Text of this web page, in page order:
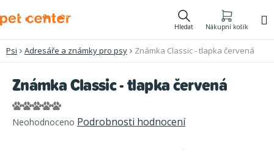
na
Hledat Nákupní košík
Psi Adresáře a známky pro psy Známka Classic - tlapka červená
Známka Classic - tlapka červená
Průměrné
hodnocení
Neohodnoceno Podrobnosti hodnocení